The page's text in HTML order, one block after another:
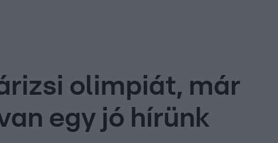
olimpiát, már
egy jó hírünk